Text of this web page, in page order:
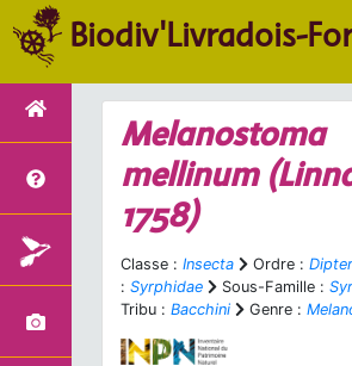
Biodiv'Livradois-
Melanostoma
mellinum
1758)
Classe : Insecta Ordre :
: Syrphidae Sous-Famille :
Tribu : Bacchini Genre :